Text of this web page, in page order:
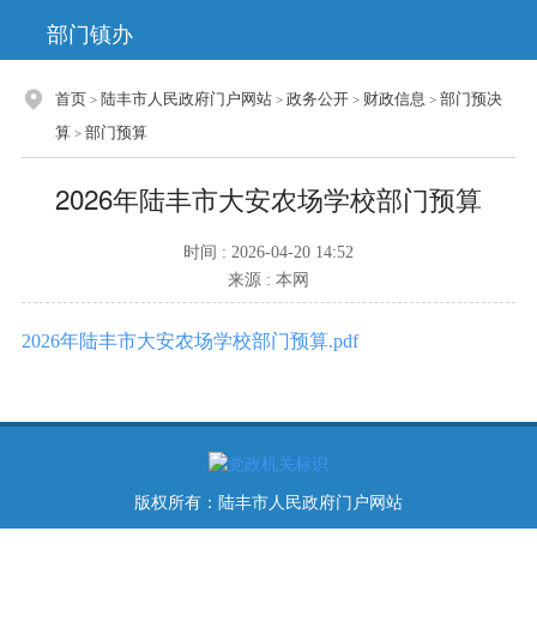
部门镇办
首页 > 陆丰市人民政府门户网站 >政务公开 > 财政信息 >部门预决
算 >部门预算
2026年陆丰市大安农场学校部门预算
时间 : 2026-04-20 14:52
来源 : 本网
2026年陆丰市大安农场学校部门预算.pdf
版权所有：陆丰市人民政府门户网站